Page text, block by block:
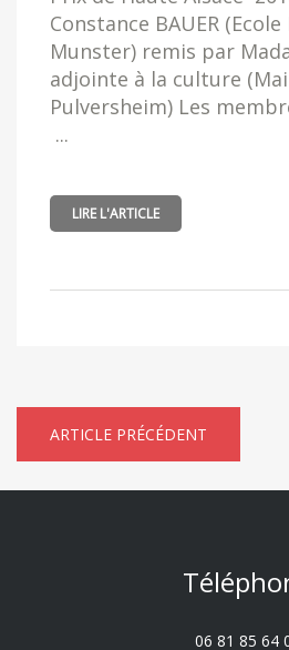
Constance BAUER
Munster) remis par
adjointe à la culture
Pulversheim) Les
...
LIRE L'ARTICLE
ARTICLE PRÉCÉDENT
06 81 85 64